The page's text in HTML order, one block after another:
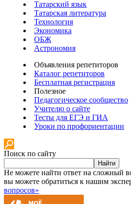
Татарский язык
Татарская литература
Технология
Экономика
ОБЖ
Астрономия
Объявления репетиторов
Каталог репетиторов
Бесплатная регистрация
Полезное
Педагогическое сообщество
Учителю о сайте
Тесты для ЕГЭ и ГИА
Уроки по профориентации
Поиск по сайту
Найти
Не можете найти ответ на сложный
вы можете обратиться к нашим
вопросов»